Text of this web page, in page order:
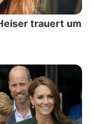
trauert um